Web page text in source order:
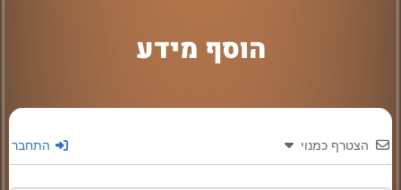
הוסף מידע
הצטרף כמנוי התחבר